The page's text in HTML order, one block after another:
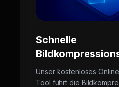
Schnelle
Unser kostenloses
Tool führt die